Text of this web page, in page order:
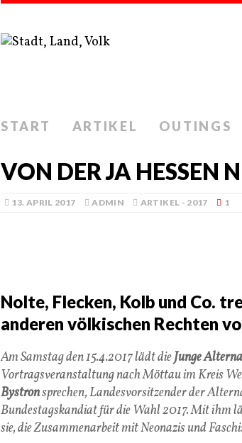
START ARTIKEL OUTINGS
VON DER JA HESSEN
13. APRIL 2017 ADMIN ARTIKEL - 2017 1
Nolte, Flecken, Kolb und Co.
anderen völkischen Rechten
Am Samstag den 15.4.2017 lädt dieJunge
Vortragsveranstaltung nach Möttau im Kreis
Bystronsprechen, Landesvorsitzender der
Bundestagskandiat für die Wahl 2017. Mit ihm
sie, die Zusammenarbeit mit Neonazis und